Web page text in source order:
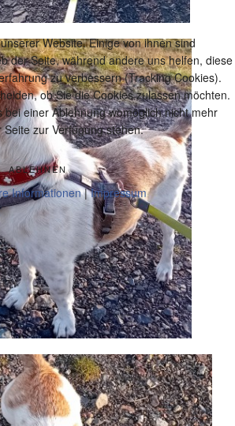
Website. Einige von ihnen sind
der Seite, während andere uns helfen, diese
zu verbessern (Tracking Cookies).
ob Sie die Cookies zulassen möchten.
bei einer Ablehnung womöglich nicht mehr
zur Verfügung stehen.
ABLEHNEN
Informationen|Impressum